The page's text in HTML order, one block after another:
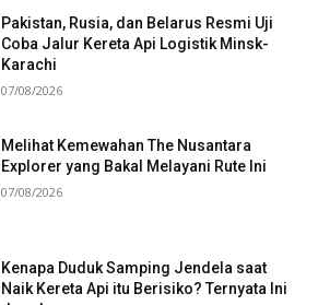
Pakistan, Rusia, dan Belarus Resmi Uji
Coba Jalur Kereta Api Logistik Minsk-
Karachi
07/08/2026
Melihat Kemewahan The Nusantara
Explorer yang Bakal Melayani Rute Ini
07/08/2026
Kenapa Duduk Samping Jendela saat
Naik Kereta Api itu Berisiko? Ternyata Ini